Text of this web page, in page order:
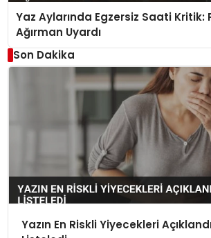
Yaz Aylarında Egzersiz Saati Kritik:
Ağırman Uyardı
Son Dakika
Yazın En Riskli Yiyecekleri